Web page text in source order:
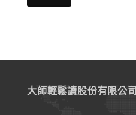
大師輕鬆讀股份有限公司